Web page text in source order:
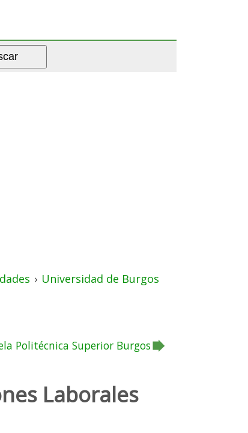
› Universidad de Burgos
Politécnica Superior Burgos
Laborales